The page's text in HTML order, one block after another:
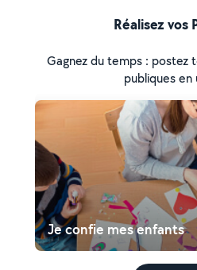
Réalisez vos
Gagnez du temps : postez
publiques en
Je confie mes enfants